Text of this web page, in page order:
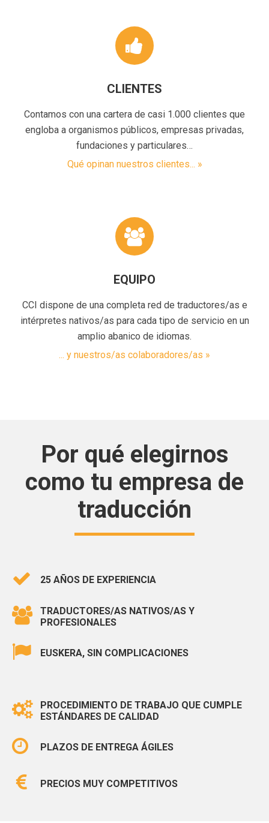
CLIENTES
Contamos con una cartera de casi 1.000 clientes que
engloba a organismos públicos, empresas privadas,
fundaciones y particulares…
Qué opinan nuestros clientes... »
EQUIPO
CCI dispone de una completa red de traductores/as e
intérpretes nativos/as para cada tipo de servicio en un
amplio abanico de idiomas.
... y nuestros/as colaboradores/as »
Por qué elegirnos
como tu empresa de
traducción
25 AÑOS DE EXPERIENCIA
TRADUCTORES/AS NATIVOS/AS Y
PROFESIONALES
EUSKERA, SIN COMPLICACIONES
PROCEDIMIENTO DE TRABAJO QUE CUMPLE
ESTÁNDARES DE CALIDAD
PLAZOS DE ENTREGA ÁGILES
PRECIOS MUY COMPETITIVOS